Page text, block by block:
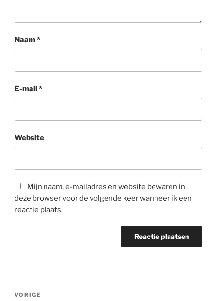
Naam*
E-mail*
Website
Mijn naam, e-mailadres en website bewaren in
deze browser voor de volgende keer wanneer ik een
reactie plaats.
Berichtnavigatie
Vorig
VORIGE